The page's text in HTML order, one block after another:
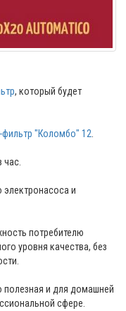
, который будет
фильтр "Коломбо" 12.
час.
электронасоса и
потребителю
уровня качества, без
полезная и для домашней
сфере.